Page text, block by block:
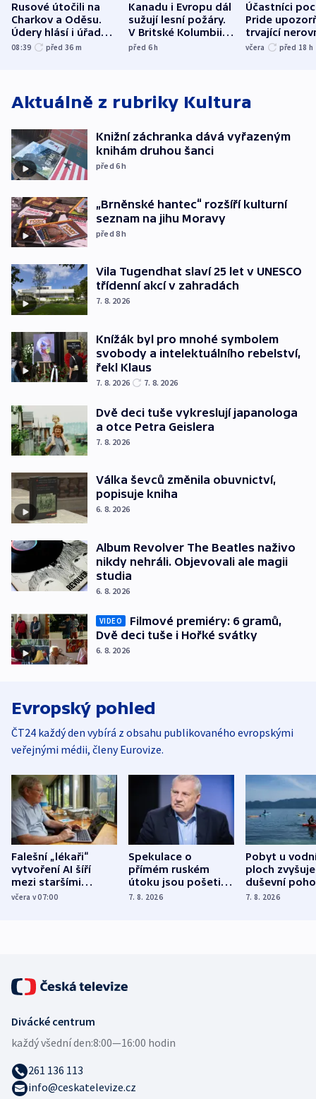
Rusové útočili na
Charkov a Oděsu.
Údery hlásí i úřady v
Bělgorodu
08:39 před 36 m
Kanadu i Evropu dál
sužují lesní požáry.
V Britské Kolumbii
evakuovali tisíce lidí
před 6h
Účastníci
Pride
trvající
včera před 18 h
Aktuálně z rubriky Kultura
Knižní záchranka dává vyřazeným
knihám druhou šanci
před 6h
„Brněnské hantec“ rozšíří kulturní
seznam na jihu Moravy
před 8h
Vila Tugendhat slaví 25 let v UNESCO
třídenní akcí v zahradách
7. 8. 2026
Knížák byl pro mnohé symbolem
svobody a intelektuálního rebelství,
řekl Klaus
7. 8. 2026 7. 8. 2026
Dvě deci tuše vykreslují japanologa
a otce Petra Geislera
7. 8. 2026
Válka ševců změnila obuvnictví,
popisuje kniha
6. 8. 2026
Album Revolver The Beatles naživo
nikdy nehráli. Objevovali ale magii
studia
6. 8. 2026
VIDEO
Filmové premiéry: 6 gramů,
Dvě deci tuše i Hořké svátky
6. 8. 2026
Evropský pohled
ČT24 každý den vybírá z obsahu publikovaného evropskými
veřejnými médii, členy Eurovize.
Falešní „lékaři“
vytvoření AI šíří
mezi staršími
Poláky nebezpečné
včera v 07:00
Spekulace o
přímém ruském
útoku jsou pošetilé,
míní estonský
7. 8. 2026
Pobyt u
ploch zvyšuje
duševní
ukázala
7. 8. 2026
Divácké centrum
každý všední den:8:00—16:00 hodin
261 136 113
info@ceskatelevize.cz